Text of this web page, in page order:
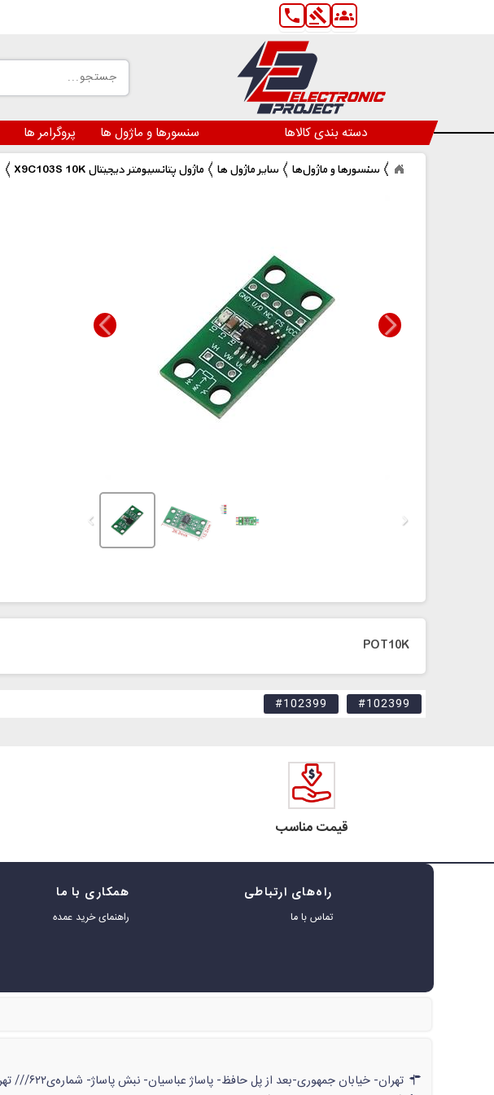
phone gavel groups
دسته بندی کالاها سنسورها و ماژول ها پروگرامر ها
سنسورها و ماژول‌ها سایر ماژول ها X9C103S 10K ماژول پتانسیومتر دیجیتال
POT10K
#102399
#102399
قیمت مناسب
راه‌های ارتباطی
تماس با ما
همکاری با ما
راهنمای خرید عمده
تهران- خیابان جمهوری-بعد از پل حافظ- پاساژ عباسیان- نبش پاساژ- شماره‌ی۶۲۲/// تهران- خیابان جمهوری-بعد از پل حافظ- پاساژ امجد- طبقه‌ی زیر همکف- شماره‌ی ۵۳